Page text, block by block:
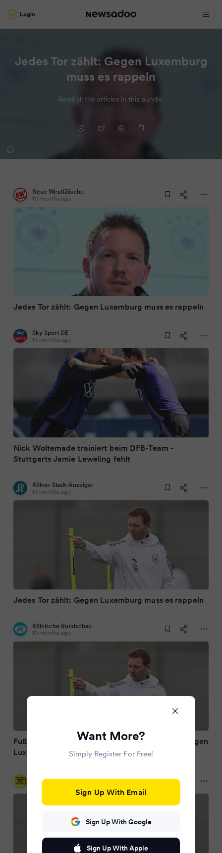
Login
Jedes Tor zählt: Gegen Luxemburg
muss es rappeln
Read all the articles in this bundle.
Neue Westfälische
10 months ago
Jedes Tor zählt: Gegen Luxemburg muss es rappeln
Sky Sport DE
10 months ago
Nick Woltemade trainiert beim DFB-Team -
Stuttgarts Jamie Leweling fehlt
Kölner Stadt-Anzeiger
10 months ago
Jedes Tor zählt: Gegen Luxemburg muss es rappeln
Kölnische Rundschau
10 months ago
Fußball-Nationalmannschaft: Jedes Tor zählt: Gegen
Luxemburg muss es rappeln
Radio Bonn/Rhein-Sieg
10 months ago
Want More?
Simply Register For Free!
Sign Up With Email
Sign Up With Google
Sign Up With Apple